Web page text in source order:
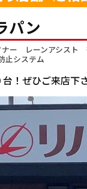
パン
ナー レーンアシス
システム
！ぜひご来店下